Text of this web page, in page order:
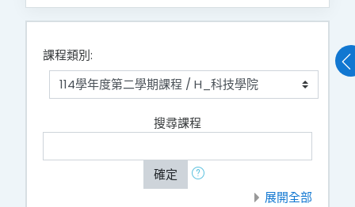
課程類別:
搜尋課程
確定
展開全部